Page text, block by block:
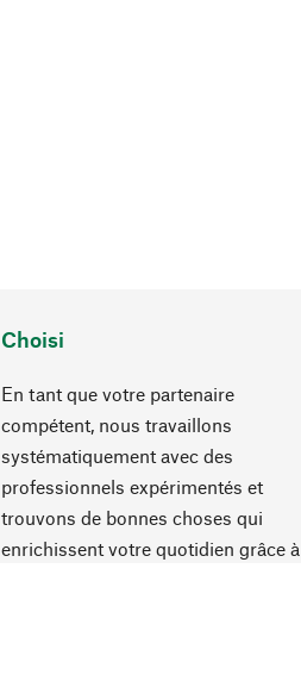
Choisi
En tant que votre partenaire
compétent, nous travaillons
systématiquement avec des
professionnels expérimentés et
trouvons de bonnes choses qui
enrichissent votre quotidien grâce à